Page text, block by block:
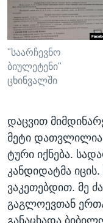
"საარჩევნო
ბიულეტენი"
ცხინვალში
დაცვით
მეტი
ტური იქნება.
კანდიდატმა
ვაკეთებდით. მე
გაგლოევთან